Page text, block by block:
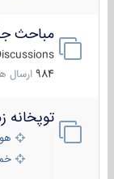
مباحث
984 ارسال ها
توپخانه